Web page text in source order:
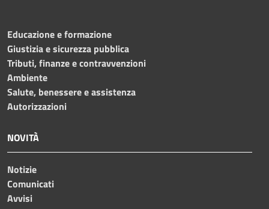
Educazione e formazione
Giustizia e sicurezza pubblica
Tributi, finanze e contravvenzioni
Ambiente
Salute, benessere e assistenza
Autorizzazioni
NOVITÀ
Notizie
Comunicati
Avvisi